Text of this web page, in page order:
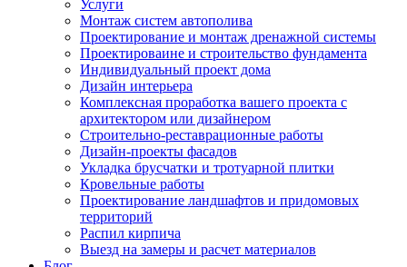
Услуги
Монтаж систем автополива
Проектирование и монтаж дренажной системы
Проектироваине и строительство фундамента
Индивидуальный проект дома
Дизайн интерьера
Комплексная проработка вашего проекта с
архитектором или дизайнером
Строительно-реставрационные работы
Дизайн-проекты фасадов
Укладка брусчатки и тротуарной плитки
Кровельные работы
Проектирование ландшафтов и придомовых
территорий
Распил кирпича
Выезд на замеры и расчет материалов